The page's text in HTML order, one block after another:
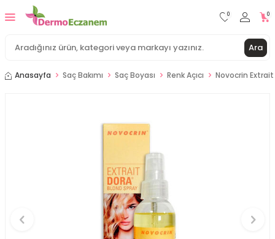
Ara
0 0
Anasayfa Saç Bakımı Saç Boyası Renk Açıcı Novocrin